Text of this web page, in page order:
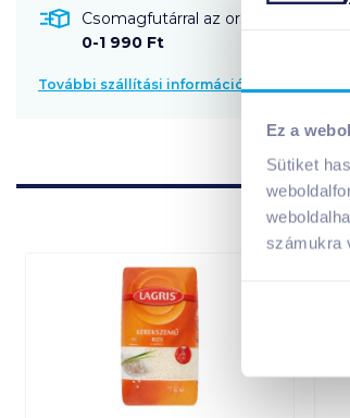
Ez a
Sütiket
számukra
Csomagfutárral az ország egész
0-1 990 Ft
További szállítási információk